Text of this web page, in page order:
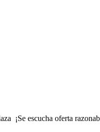
escucha oferta